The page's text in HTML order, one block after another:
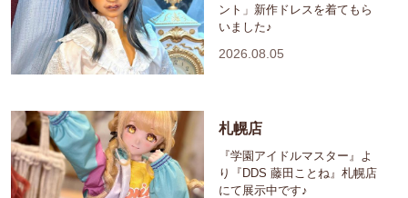
ント」新作ドレスを着てもら
いました♪
2026.08.05
札幌店
『学園アイドルマスター』よ
り『DDS 藤田ことね』札幌店
にて展示中です♪